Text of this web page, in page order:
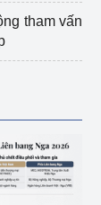
tham vấn